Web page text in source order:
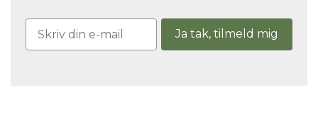
Ja tak, tilmeld mig